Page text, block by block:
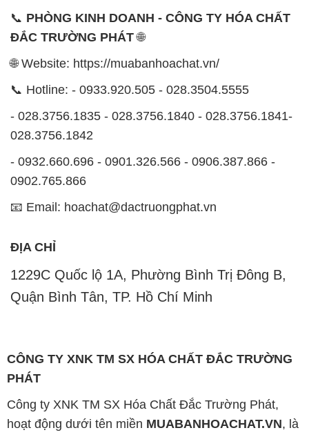
📞 PHÒNG KINH DOANH - CÔNG TY HÓA CHẤT
ĐẮC TRƯỜNG PHÁT🌐
🌐 Website: https://muabanhoachat.vn/
📞 Hotline: - 0933.920.505 - 028.3504.5555
- 028.3756.1835 - 028.3756.1840 - 028.3756.1841-
028.3756.1842
- 0932.660.696 - 0901.326.566 - 0906.387.866 -
0902.765.866
📧 Email: hoachat@dactruongphat.vn
ĐỊA CHỈ
1229C Quốc lộ 1A, Phường Bình Trị Đông B,
Quận Bình Tân, TP. Hồ Chí Minh
CÔNG TY XNK TM SX HÓA CHẤT ĐẮC TRƯỜNG
PHÁT
Công ty XNK TM SX Hóa Chất Đắc Trường Phát,
hoạt động dưới tên miền MUABANHOACHAT.VN, là